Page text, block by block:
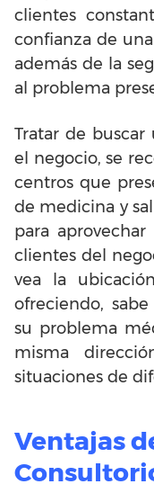
clientes
confianza de
además de la
al problema
Tratar de buscar
el negocio, se
centros que
de medicina y
para
clientes del
vea la
ofreciendo,
su problema
misma
situaciones de
Ventajas